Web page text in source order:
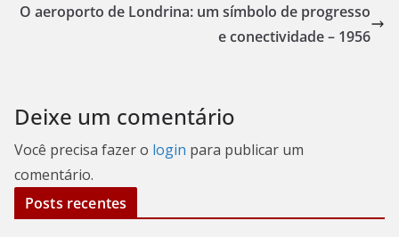
O aeroporto de Londrina: um símbolo de progresso
e conectividade – 1956
Deixe um comentário
Você precisa fazer o login para publicar um
comentário.
Posts recentes